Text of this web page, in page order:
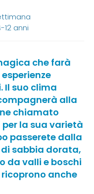
12 anni
che farà
Il suo clima
alla
chiamato
la sua varietà
passerete dalla
sabbia dorata,
da valli e boschi
anche